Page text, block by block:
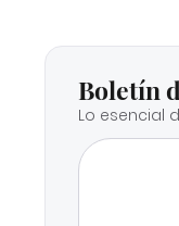
Boletín
Lo esencial